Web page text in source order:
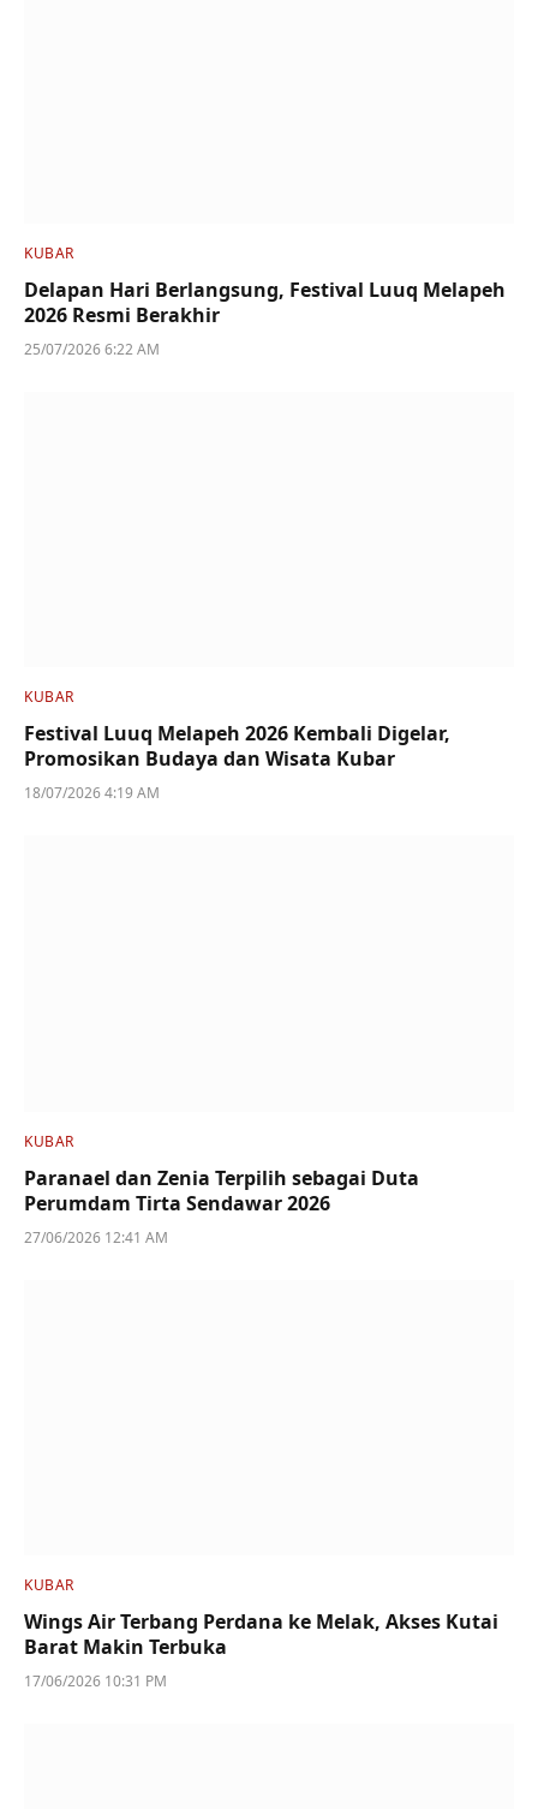
KUBAR
Delapan Hari Berlangsung, Festival Luuq Melapeh
2026 Resmi Berakhir
25/07/2026 6:22 AM
KUBAR
Festival Luuq Melapeh 2026 Kembali Digelar,
Promosikan Budaya dan Wisata Kubar
18/07/2026 4:19 AM
KUBAR
Paranael dan Zenia Terpilih sebagai Duta
Perumdam Tirta Sendawar 2026
27/06/2026 12:41 AM
KUBAR
Wings Air Terbang Perdana ke Melak, Akses Kutai
Barat Makin Terbuka
17/06/2026 10:31 PM